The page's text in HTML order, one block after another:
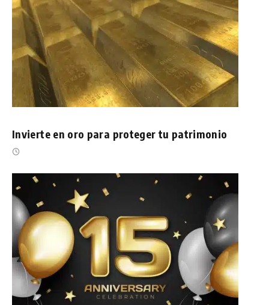
Invierte en oro para proteger tu patrimonio